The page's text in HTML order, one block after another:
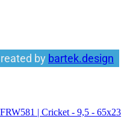
by bartek.design